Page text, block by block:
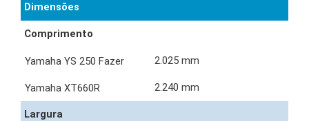
Dimensões
Comprimento
2.025 mm
2.240 mm
Largura